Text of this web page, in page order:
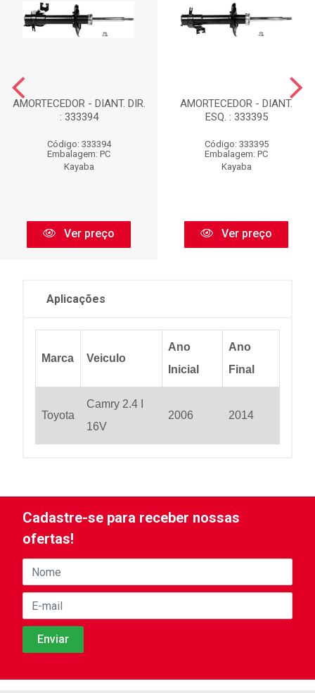
AMORTECEDOR - DIANT. DIR.
: 333394
Código: 333394
Embalagem: PC
Kayaba
Ver preço
AMORTECEDOR - DIANT.
ESQ. : 333395
Código: 333395
Embalagem: PC
Kayaba
Ver preço
Aplicações
Marca Veiculo
Ano
Inicial
Ano
Final
Toyota
Camry 2.4 I
16V
2006 2014
Cadastre-se para receber nossas
ofertas!